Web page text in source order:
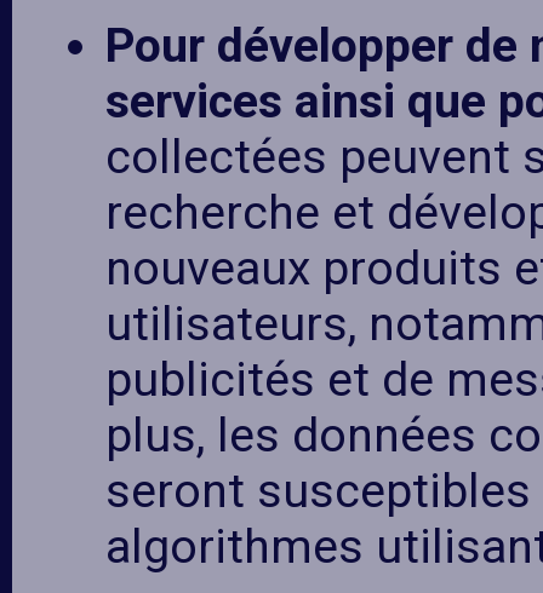
Pour développer
services ainsi que
collectées peuvent
recherche et
nouveaux produits
utilisateurs,
publicités et de
plus, les données
seront susceptibles
algorithmes